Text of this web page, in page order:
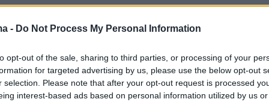
- Do Not Process My Personal Information
opt-out of the sale, sharing to third parties, or processing of your
for targeted advertising by us, please use the below opt-out
selection. Please note that after your opt-out request is processed
interest-based ads based on personal information utilized by us
αποτελέσματα της ΔΑΠ-ΝΔΦΚ
τους ισχυρισμούς της ΠΚΣ από την
επισημαίνεται ότι «η Πανσπουδαστική,